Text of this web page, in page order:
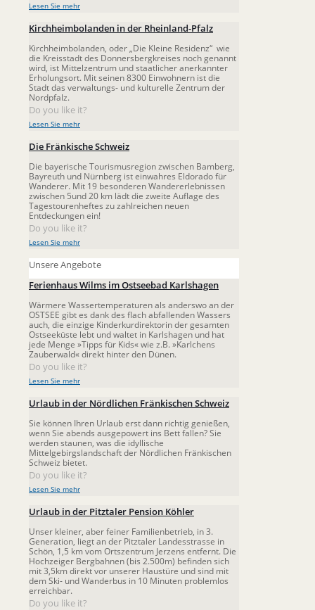
Lesen Sie mehr
Kirchheimbolanden in der Rheinland-Pfalz
Kirchheimbolanden, oder „Die Kleine Residenz“ wie
die Kreisstadt des Donnersbergkreises noch genannt
wird, ist Mittelzentrum und staatlicher anerkannter
Erholungsort. Mit seinen 8300 Einwohnern ist die
Stadt das verwaltungs- und kulturelle Zentrum der
Nordpfalz.
Do you like it?
Lesen Sie mehr
Die Fränkische Schweiz
Die bayerische Tourismusregion zwischen Bamberg,
Bayreuth und Nürnberg ist einwahres Eldorado für
Wanderer. Mit 19 besonderen Wandererlebnissen
zwischen 5und 20 km lädt die zweite Auflage des
Tagestourenheftes zu zahlreichen neuen
Entdeckungen ein!
Do you like it?
Lesen Sie mehr
Unsere Angebote
Ferienhaus Wilms im Ostseebad Karlshagen
Wärmere Wassertemperaturen als anderswo an der
OSTSEE gibt es dank des flach abfallenden Wassers
auch, die einzige Kinderkurdirektorin der gesamten
Ostseeküste lebt und waltet in Karlshagen und hat
jede Menge »Tipps für Kids« wie z.B. »Karlchens
Zauberwald« direkt hinter den Dünen.
Do you like it?
Lesen Sie mehr
Urlaub in der Nördlichen Fränkischen Schweiz
Sie können Ihren Urlaub erst dann richtig genießen,
wenn Sie abends ausgepowert ins Bett fallen? Sie
werden staunen, was die idyllische
Mittelgebirgslandschaft der Nördlichen Fränkischen
Schweiz bietet.
Do you like it?
Lesen Sie mehr
Urlaub in der Pitztaler Pension Köhler
Unser kleiner, aber feiner Familienbetrieb, in 3.
Generation, liegt an der Pitztaler Landesstrasse in
Schön, 1,5 km vom Ortszentrum Jerzens entfernt. Die
Hochzeiger Bergbahnen (bis 2.500m) befinden sich
mit 3,5km direkt vor unserer Haustüre und sind mit
dem Ski- und Wanderbus in 10 Minuten problemlos
erreichbar.
Do you like it?